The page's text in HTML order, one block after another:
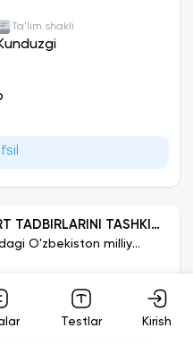
Ta'lim shakli
TADBIRLARINI TASHKIL
O'zbekiston milliy
Ta'lim shakli
Kunduzgi Testlar Kirish